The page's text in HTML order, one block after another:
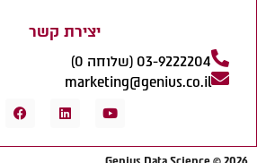
יצירת קשר
03-9222204 (שלוחה 0)
marketing@genius.co.il